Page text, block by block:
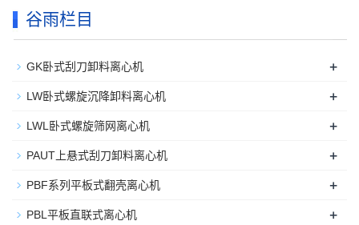
谷雨栏目
GK卧式刮刀卸料离心机 +
LW卧式螺旋沉降卸料离心机 +
LWL卧式螺旋筛网离心机 +
PAUT上悬式刮刀卸料离心机 +
PBF系列平板式翻壳离心机 +
PBL平板直联式离心机 +